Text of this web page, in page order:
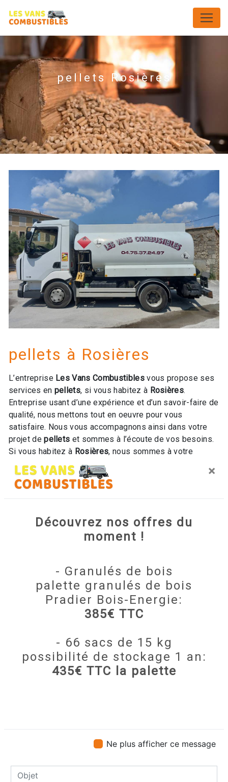
×
Découvrez nos offres du
moment !
- Granulés de bois
palette granulés de bois
Pradier Bois-Energie:
385€ TTC
- 66 sacs de 15 kg
possibilité de stockage 1 an:
435€ TTC la palette
Ne plus afficher ce message
pellets Rosières
pellets à Rosières
L’entreprise Les Vans Combustiblesvous propose ses
services en pellets, si vous habitez à Rosières.
Entreprise usant d’une expérience et d’un savoir-faire de
qualité, nous mettons tout en oeuvre pour vous
satisfaire. Nous vous accompagnons ainsi dans votre
projet depellets et sommes à l’écoute de vos besoins.
Si vous habitez à Rosières, nous sommes à votre
disposition pour vous transmettre les renseignements
nécessaires à votre projet de
. Notre métier est
avant tout notre passion et le partager avec vous
EN SAVOIR PLUS
Contactez nous